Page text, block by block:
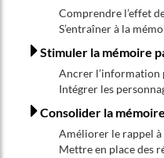
Comprendre l’effet
S’entraîner à la
Stimuler la mémoire
Ancrer l’information
Intégrer les
Consolider la
Améliorer le rappel
Mettre en place des